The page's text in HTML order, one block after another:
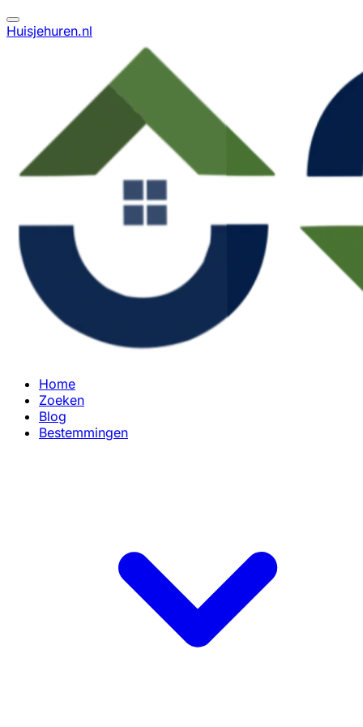
Huisjehuren.nl
Home
Zoeken
Blog
Bestemmingen